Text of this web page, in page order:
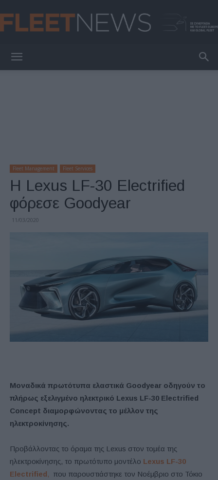
Fleet Management Fleet Services
Η Lexus LF-30 Electrified
φόρεσε Goodyear
11/03/2020
Μοναδικά πρωτότυπα ελαστικά Goodyear οδηγούν το
πλήρως εξελιγμένο ηλεκτρικό Lexus LF-30 Electrified
Concept διαμορφώνοντας το μέλλον της
ηλεκτροκίνησης.
Προβάλλοντας το όραμα της Lexus στον τομέα της
ηλεκτροκίνησης, το πρωτότυπο μοντέλο Lexus LF-30
Electrified, που παρουστιάστηκε τον Νοέμβριο στο Τόκιο